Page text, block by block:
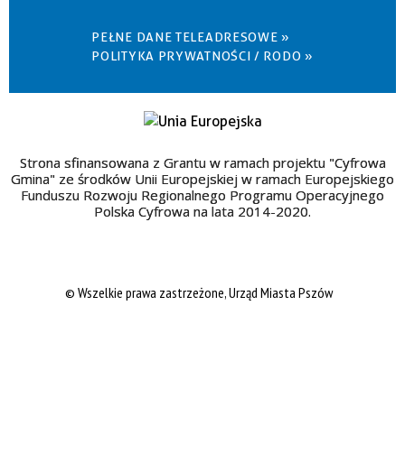
PEŁNE DANE TELEADRESOWE »
POLITYKA PRYWATNOŚCI / RODO »
Strona sfinansowana z Grantu w ramach projektu "Cyfrowa
Gmina" ze środków Unii Europejskiej w ramach Europejskiego
Funduszu Rozwoju Regionalnego Programu Operacyjnego
Polska Cyfrowa na lata 2014-2020.
© Wszelkie prawa zastrzeżone, Urząd Miasta Pszów